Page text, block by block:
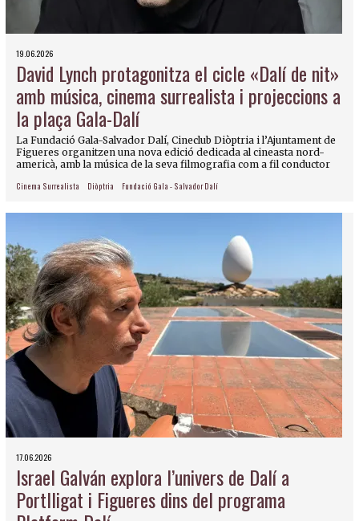
19.06.2026
David Lynch protagonitza el cicle «Dalí de nit»
amb música, cinema surrealista i projeccions a
la plaça Gala-Dalí
La Fundació Gala-Salvador Dalí, Cineclub Diòptria i l’Ajuntament de
Figueres organitzen una nova edició dedicada al cineasta nord-
americà, amb la música de la seva filmografia com a fil conductor
Cinema Surrealista Diòptria Fundació Gala - Salvador Dalí
17.06.2026
Israel Galván explora l’univers de Dalí a
Portlligat i Figueres dins del programa